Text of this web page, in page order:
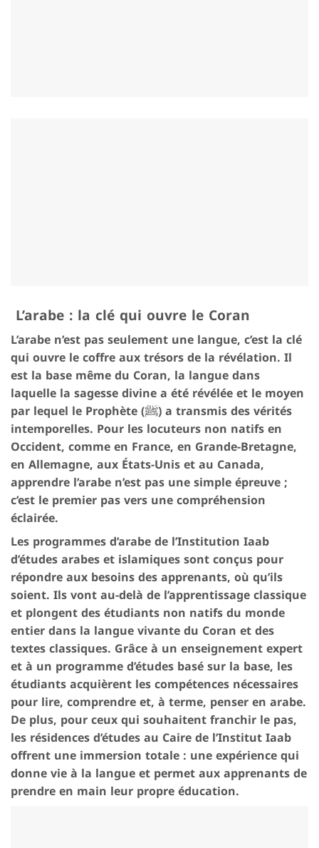
L’arabe : la clé qui ouvre le Coran
L’arabe n’est pas seulement une langue, c’est la clé
qui ouvre le coffre aux trésors de la révélation. Il
est la base même du Coran, la langue dans
laquelle la sagesse divine a été révélée et le moyen
par lequel le Prophète (ﷺ) a transmis des vérités
intemporelles. Pour les locuteurs non natifs en
Occident, comme en France, en Grande-Bretagne,
en Allemagne, aux États-Unis et au Canada,
apprendre l’arabe n’est pas une simple épreuve ;
c’est le premier pas vers une compréhension
éclairée.
Les programmes d’arabe de l’Institution Iaab
d’études arabes et islamiques sont conçus pour
répondre aux besoins des apprenants, où qu’ils
soient. Ils vont au-delà de l’apprentissage classique
et plongent des étudiants non natifs du monde
entier dans la langue vivante du Coran et des
textes classiques. Grâce à un enseignement expert
et à un programme d’études basé sur la base, les
étudiants acquièrent les compétences nécessaires
pour lire, comprendre et, à terme, penser en arabe.
De plus, pour ceux qui souhaitent franchir le pas,
les résidences d’études au Caire de l’Institut Iaab
offrent une immersion totale : une expérience qui
donne vie à la langue et permet aux apprenants de
prendre en main leur propre éducation.